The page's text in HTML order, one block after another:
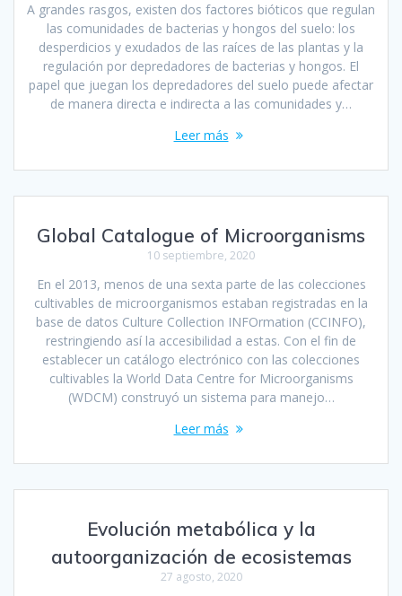
A grandes rasgos, existen dos factores bióticos que regulan
las comunidades de bacterias y hongos del suelo: los
desperdicios y exudados de las raíces de las plantas y la
regulación por depredadores de bacterias y hongos. El
papel que juegan los depredadores del suelo puede afectar
de manera directa e indirecta a las comunidades y…
Leer más
Global Catalogue of Microorganisms
10 septiembre, 2020
En el 2013, menos de una sexta parte de las colecciones
cultivables de microorganismos estaban registradas en la
base de datos Culture Collection INFOrmation (CCINFO),
restringiendo así la accesibilidad a estas. Con el fin de
establecer un catálogo electrónico con las colecciones
cultivables la World Data Centre for Microorganisms
(WDCM) construyó un sistema para manejo…
Leer más
Evolución metabólica y la
autoorganización de ecosistemas
27 agosto, 2020